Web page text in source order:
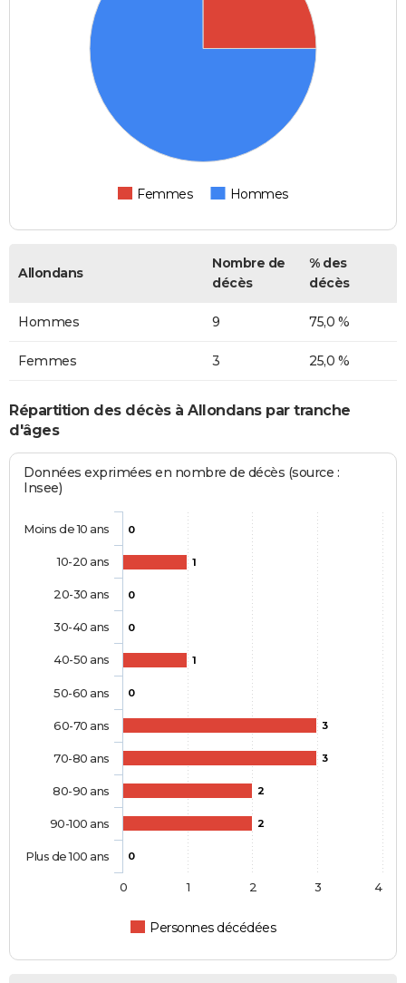
Femmes Hommes
Allondans
Nombre de
décès
% des
décès
Hommes 9 75,0 %
Femmes 3 25,0 %
Répartition des décès à Allondans par tranche
d'âges
Données exprimées en nombre de décès (source :
Insee)
0
1
0
0
1
0
3
3
2
2
0
Personnes décédées
Moins de 10 ans
10-20 ans
20-30 ans
30-40 ans
40-50 ans
50-60 ans
60-70 ans
70-80 ans
80-90 ans
90-100 ans
Plus de 100 ans
0 1 2 3 4